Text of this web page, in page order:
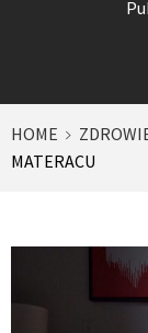
HOME
MATERACU